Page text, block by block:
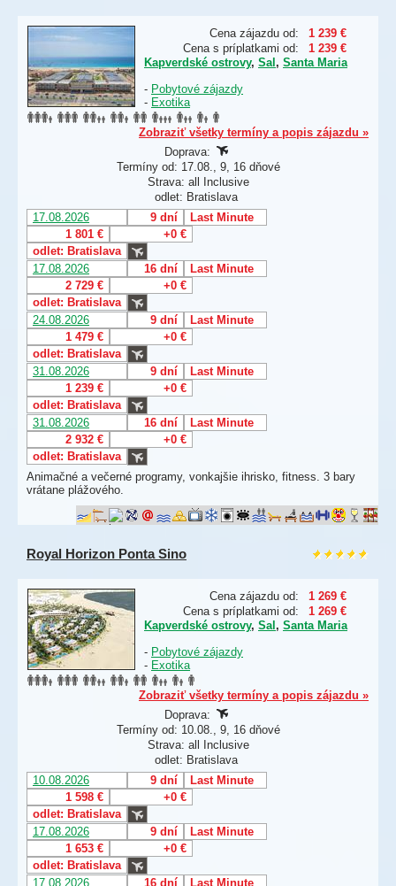
Cena zájazdu od:
1 239 €
Cena s príplatkami od:
1 239 €
Kapverdské ostrovy, Sal , Santa Maria
- Pobytové zájazdy
- Exotika
Zobraziť všetky termíny a popis zájazdu »
Doprava:
Termíny od: 17.08., 9, 16 dňové
Strava: all Inclusive
odlet: Bratislava
17.08.2026
9 dní
Last Minute
1 801 €
+0 €
odlet: Bratislava
17.08.2026
16 dní
Last Minute
2 729 €
+0 €
odlet: Bratislava
24.08.2026
9 dní
Last Minute
1 479 €
+0 €
odlet: Bratislava
31.08.2026
9 dní
Last Minute
1 239 €
+0 €
odlet: Bratislava
31.08.2026
16 dní
Last Minute
2 932 €
+0 €
odlet: Bratislava
Animačné a večerné programy, vonkajšie ihrisko, fitness. 3 bary
vrátane plážového.
Royal Horizon Ponta Sino
Cena zájazdu od:
1 269 €
Cena s príplatkami od:
1 269 €
Kapverdské ostrovy, Sal , Santa Maria
- Pobytové zájazdy
- Exotika
Zobraziť všetky termíny a popis zájazdu »
Doprava:
Termíny od: 10.08., 9, 16 dňové
Strava: all Inclusive
odlet: Bratislava
10.08.2026
9 dní
Last Minute
1 598 €
+0 €
odlet: Bratislava
17.08.2026
9 dní
Last Minute
1 653 €
+0 €
odlet: Bratislava
17.08.2026
16 dní Last Minute